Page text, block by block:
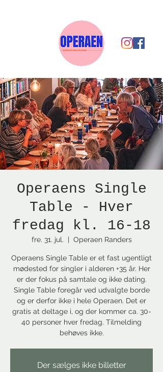
Operaens Single
Table - Hver
fredag kl. 16-18
fre. 31. jul.
  |
Operaen Randers
Operaens Single Table er et fast ugentligt
mødested for singler i alderen +35 år. Her
er der fokus på samtale og ikke dating.
Single Table foregår ved udvalgte borde
og er derfor ikke i hele Operaen. Det er
gratis at deltage i, og der kommer ca. 30-
40 personer hver fredag. Tilmelding
behøves ikke.
Der sælges ikke billetter